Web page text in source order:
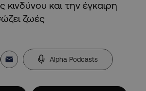
και την έγκαιρη
ζωές
Alpha Podcasts